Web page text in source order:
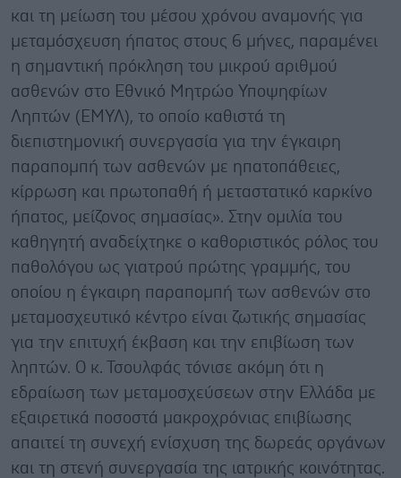
και τη μείωση του μέσου χρόνου αναμονής για
μεταμόσχευση ήπατος στους 6 μήνες, παραμένει
η σημαντική πρόκληση του μικρού αριθμού
ασθενών στο Εθνικό Μητρώο Υποψηφίων
Ληπτών (ΕΜΥΛ), το οποίο καθιστά τη
διεπιστημονική συνεργασία για την έγκαιρη
παραπομπή των ασθενών με ηπατοπάθειες,
κίρρωση και πρωτοπαθή ή μεταστατικό καρκίνο
ήπατος, μείζονος σημασίας». Στην ομιλία του
καθηγητή αναδείχτηκε ο καθοριστικός ρόλος του
παθολόγου ως γιατρού πρώτης γραμμής, του
οποίου η έγκαιρη παραπομπή των ασθενών στο
μεταμοσχευτικό κέντρο είναι ζωτικής σημασίας
για την επιτυχή έκβαση και την επιβίωση των
ληπτών. Ο κ. Τσουλφάς τόνισε ακόμη ότι η
εδραίωση των μεταμοσχεύσεων στην Ελλάδα με
εξαιρετικά ποσοστά μακροχρόνιας επιβίωσης
απαιτεί τη συνεχή ενίσχυση της δωρεάς οργάνων
και τη στενή συνεργασία της ιατρικής κοινότητας.